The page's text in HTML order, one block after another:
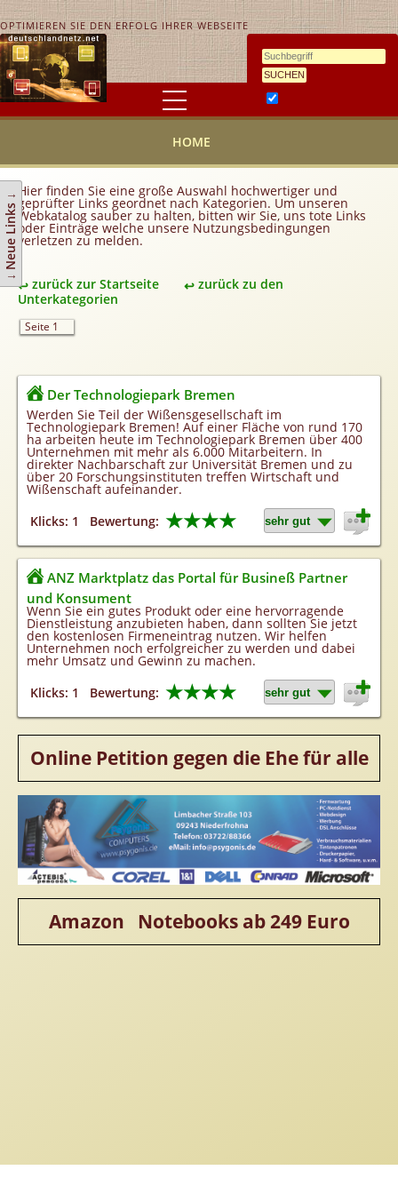
OPTIMIEREN SIE DEN ERFOLG IHRER WEBSEITE
AGB
Link hinzufügen
Eintrag ändern
Partner
Homepageerstellung
Webkatalog
Linkaufbau
Sonderangebot
HOME
Hier finden Sie eine große Auswahl hochwertiger und
geprüfter Links geordnet nach Kategorien. Um unseren
Webkatalog sauber zu halten, bitten wir Sie, uns tote Links
oder Einträge welche unsere Nutzungsbedingungen
verletzen zu melden.
zurück zur Startseite
zurück zu den
Unterkategorien
Seite 1
Der Technologiepark Bremen
Werden Sie Teil der Wißensgesellschaft im
Technologiepark Bremen! Auf einer Fläche von rund 170
ha arbeiten heute im Technologiepark Bremen über 400
Unternehmen mit mehr als 6.000 Mitarbeitern. In
direkter Nachbarschaft zur Universität Bremen und zu
über 20 Forschungsinstituten treffen Wirtschaft und
Wißenschaft aufeinander.
Klicks: 1
Bewertung: ★★★★
ANZ Marktplatz das Portal für Busineß Partner
und Konsument
Wenn Sie ein gutes Produkt oder eine hervorragende
Dienstleistung anzubieten haben, dann sollten Sie jetzt
den kostenlosen Firmeneintrag nutzen. Wir helfen
Unternehmen noch erfolgreicher zu werden und dabei
mehr Umsatz und Gewinn zu machen.
Klicks: 1
Bewertung: ★★★★
Online Petition gegen die Ehe für alle
Amazon Notebooks ab 249 Euro
↓ Neue Links ↓